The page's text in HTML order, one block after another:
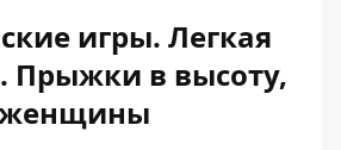
игры. Легкая
Прыжки в высоту,